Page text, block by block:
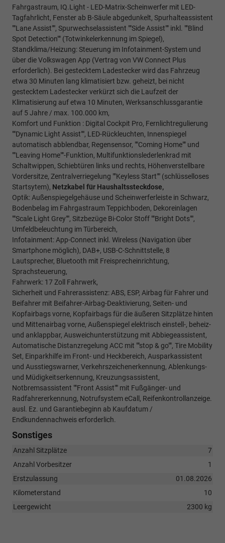
Fahrgastraum, IQ.Light - LED-Matrix-Scheinwerfer mit LED-
Tagfahrlicht, Fenster ab B-Säule abgedunkelt, Spurhalteassistent
""Lane Assist"", Spurwechselassistent ""Side Assist"" inkl. ""Blind
Spot Detection"" (Totwinkelerkennung im Spiegel),
Standklima/Heizung: Steuerung im Infotainment-System und
über die Volkswagen App (Vertrag von VW Connect Plus
erforderlich). Bei gestecktem Ladestecker wird das Fahrzeug
etwa 30 Minuten lang klimatisiert bzw. geheizt, bei nicht
gestecktem Ladestecker verkürzt sich die Laufzeit der
Klimatisierung auf etwa 10 Minuten, Werksanschlussgarantie
auf 5 Jahre / max. 100.000 km,
Komfort und Funktion : Digital Cockpit Pro, Fernlichtregulierung
""Dynamic Light Assist"", LED-Rückleuchten, Innenspiegel
automatisch abblendbar, Regensensor, ""Coming Home"" und
""Leaving Home""-Funktion, Multifunktionslederlenkrad mit
Schaltwippen, Schiebtüren links und rechts, Höhenverstellbare
Vordersitze, Zentralverriegelung ""Keyless Start"" (schlüsselloses
Startsytem), Netzkabel für Haushaltssteckdose,
Optik: Außenspiegelgehäuse und Scheinwerferleiste in Schwarz,
Bodenbelag im Fahrgastraum Teppichboden, Dekoreinlagen
""Scale Light Grey"", Sitzbezüge Bi-Color Stoff ""Bright Dots"",
Umfeldbeleuchtung im Türbereich,
Infotainment: App-Connect inkl. Wireless (Navigation über
Smartphone möglich), DAB+, USB-C-Schnittstelle, 8
Lautsprecher, Bluetooth mit Freisprecheinrichtung,
Sprachsteuerung,
Fahrwerk: 17 Zoll Fahrwerk,
Sicherheit und Fahrerassistenz: ABS, ESP, Airbag für Fahrer und
Beifahrer mit Beifahrer-Airbag-Deaktivierung, Seiten- und
Kopfairbags vorne, Kopfairbags für die äußeren Sitzplätze hinten
und Mittenairbag vorne, Außenspiegel elektrisch einstell-, beheiz-
und anklappbar, Ausweichunterstützung mit Abbiegeassistent,
Automatische Distanzregelung ACC mit ""stop & go"", Tire Mobility
Set, Einparkhilfe im Front- und Heckbereich, Ausparkassistent
und Ausstiegswarner, Verkehrszeichenerkennung, Ablenkungs-
und Müdigkeitserkennung, Kreuzungsassistent,
Notbremsassistent ""Front Assist"" mit Fußgänger- und
Radfahrererkennung, Notrufsystem eCall, Reifenkontrollanzeige.
ausl. Ez. und Garantiebeginn ab Kaufdatum /
Endkundennachweis erforderlich.
Sonstiges
Anzahl Sitzplätze
7
Anzahl Vorbesitzer
1
Erstzulassung
01.08.2026
Kilometerstand
10
Leergewicht
2300 kg